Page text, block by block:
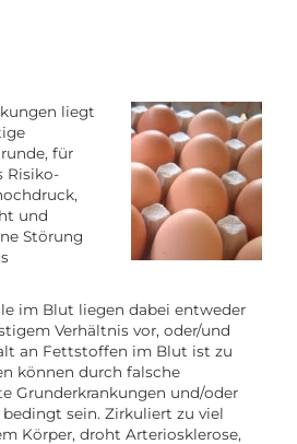
liegt
für
Risiko-
und
Störung
im Blut liegen dabei entweder
Verhältnis vor, oder/und
an Fettstoffen im Blut ist zu
können durch falsche
Grunderkrankungen und/oder
sein. Zirkuliert zu viel
Körper, droht Arteriosklerose,